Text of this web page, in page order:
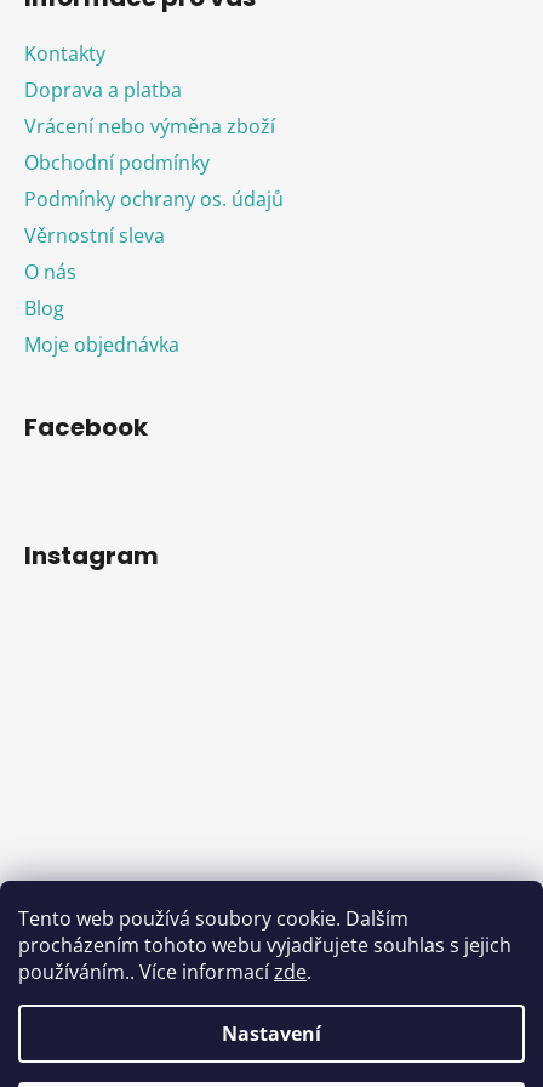
Tento web používá soubory cookie. Dalším
procházením tohoto webu vyjadřujete souhlas s jejich
používáním.. Více informacízde.
Nastavení
Kontakty
Doprava a platba
Vrácení nebo výměna zboží
Obchodní podmínky
Podmínky ochrany os. údajů
Věrnostní sleva
O nás
Blog
Moje objednávka
Facebook
Instagram